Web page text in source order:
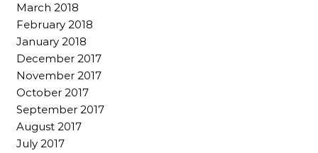
March 2018
February 2018
January 2018
December 2017
November 2017
October 2017
September 2017
August 2017
July 2017